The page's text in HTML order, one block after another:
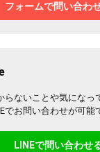
フォームで問い合わ
らないことや気になっ
でお問い合わせが可能
LINEで問い合わせ